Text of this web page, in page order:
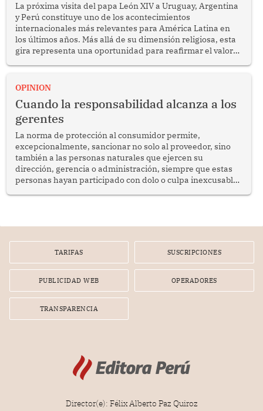
La próxima visita del papa León XIV a Uruguay, Argentina
y Perú constituye uno de los acontecimientos
internacionales más relevantes para América Latina en
los últimos años. Más allá de su dimensión religiosa, esta
gira representa una oportunidad para reafirmar el valor
enfrenta desafíos en materia de desarrollo, cohesión
OPINION
Cuando la responsabilidad alcanza a los
gerentes
La norma de protección al consumidor permite,
excepcionalmente, sancionar no solo al proveedor, sino
también a las personas naturales que ejercen su
dirección, gerencia o administración, siempre que estas
personas hayan participado con dolo o culpa inexcusable
por la frustrada realización de un meet and greet con
TARIFAS SUSCRIPCIONES
PUBLICIDAD WEB OPERADORES
TRANSPARENCIA
Director(e): Félix Alberto Paz Quiroz